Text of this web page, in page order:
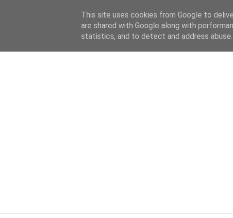
HOME KATEGORIEN
This site uses cookies from Google to
are shared with Google along with
statistics, and to detect and address abuse.